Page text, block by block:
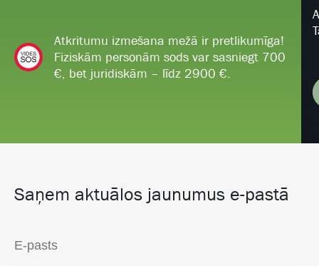
Atkritumu izmešana mežā ir pretlikumīga!
Fiziskām personām sods var sasniegt 700
€, bet juridiskām – līdz 2900 €.
Saņem aktuālos jaunumus e-pastā